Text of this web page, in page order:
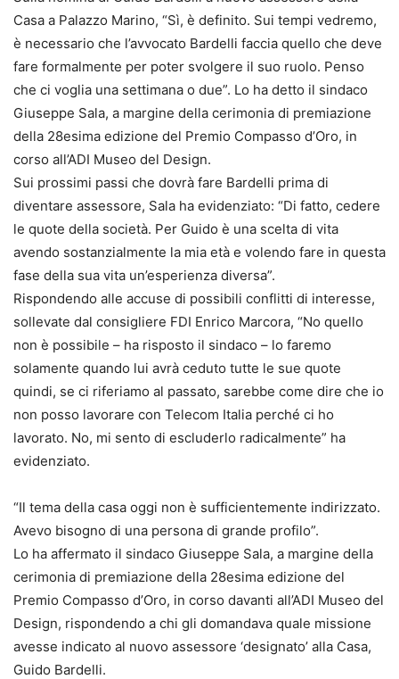
Casa a Palazzo Marino, “Sì, è definito. Sui tempi vedremo,
è necessario che l’avvocato Bardelli faccia quello che deve
fare formalmente per poter svolgere il suo ruolo. Penso
che ci voglia una settimana o due”. Lo ha detto il sindaco
Giuseppe Sala, a margine della cerimonia di premiazione
della 28esima edizione del Premio Compasso d’Oro, in
corso all’ADI Museo del Design.
Sui prossimi passi che dovrà fare Bardelli prima di
diventare assessore, Sala ha evidenziato: “Di fatto, cedere
le quote della società. Per Guido è una scelta di vita
avendo sostanzialmente la mia età e volendo fare in questa
fase della sua vita un’esperienza diversa”.
Rispondendo alle accuse di possibili conflitti di interesse,
sollevate dal consigliere FDI Enrico Marcora, “No quello
non è possibile – ha risposto il sindaco – lo faremo
solamente quando lui avrà ceduto tutte le sue quote
quindi, se ci riferiamo al passato, sarebbe come dire che io
non posso lavorare con Telecom Italia perché ci ho
lavorato. No, mi sento di escluderlo radicalmente” ha
evidenziato.
“Il tema della casa oggi non è sufficientemente indirizzato.
Avevo bisogno di una persona di grande profilo”.
Lo ha affermato il sindaco Giuseppe Sala, a margine della
cerimonia di premiazione della 28esima edizione del
Premio Compasso d’Oro, in corso davanti all’ADI Museo del
Design, rispondendo a chi gli domandava quale missione
avesse indicato al nuovo assessore ‘designato’ alla Casa,
Guido Bardelli.